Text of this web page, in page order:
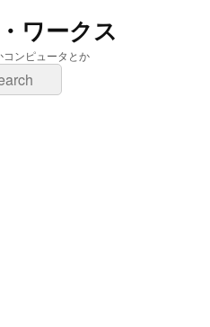
ワークス
ンピュータとか